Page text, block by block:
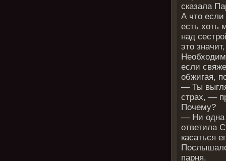
сказала
А что если
есть хоть
над
это
если
обжигая,
— Ты
страх, —
Почему?
— Ни одна
ответила
касаться
парня.